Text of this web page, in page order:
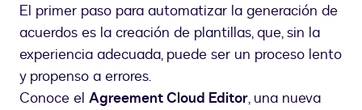
El primer paso para automatizar la generación de
acuerdos es la creación de plantillas, que, sin la
experiencia adecuada, puede ser un proceso lento
y propenso a errores.
Conoce el Agreement Cloud Editor, una nueva